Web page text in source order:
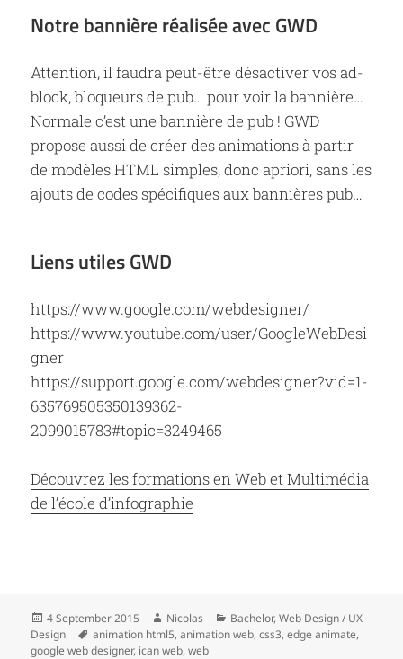
Notre bannière réalisée avec GWD
Attention, il faudra peut-être désactiver vos ad-
block, bloqueurs de pub… pour voir la bannière…
Normale c’est une bannière de pub ! GWD
propose aussi de créer des animations à partir
de modèles HTML simples, donc apriori, sans les
ajouts de codes spécifiques aux bannières pub…
Liens utiles GWD
https://www.google.com/webdesigner/
https://www.youtube.com/user/GoogleWebDesi
gner
https://support.google.com/webdesigner?vid=1-
635769505350139362-
2099015783#topic=3249465
Découvrez les formations en Web et Multimédia
de l’école d’infographie
Posted
on
4 September 2015 Author
Nicolas Categories
Bachelor,Web Design / UX
Design
Tags
animation html5,animation web,css3,edge animate,
google web designer, ican web,web